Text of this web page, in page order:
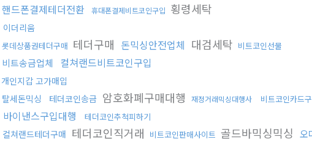
핸드폰결제테더전환 휴대폰결제비트코인구입 횡령세탁
이더리움
롯데상품권테더구매 테더구매 돈믹싱안전업체 대검세탁 비트코인선물
비트송금업체 컬쳐랜드비트코인구입
개인지갑 고가매입
탈세돈믹싱
테더코인송금 암호화폐구매대행 재정거래믹싱대행사 비트코인카드
바이낸스구입대행 테더코인추척피하기
컬쳐랜드테더구매 테더코인직거래 비트코인판매사이트 골드바믹싱믹싱 오